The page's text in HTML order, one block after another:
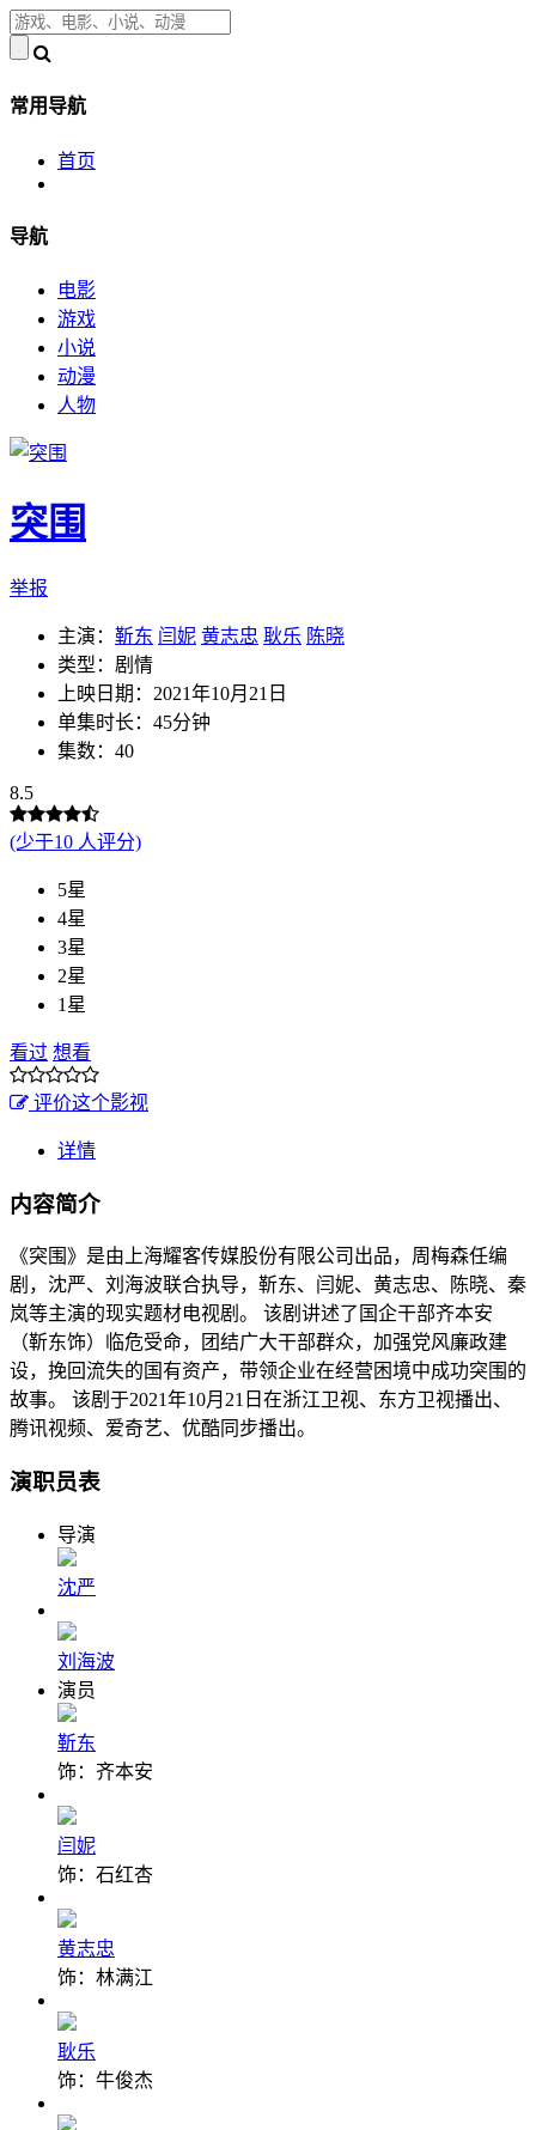
常用导航
首页
导航
电影
游戏
小说
动漫
人物
突围
举报
主演： 靳东 闫妮 黄志忠 耿乐 陈晓
类型：剧情
上映日期：2021年10月21日
单集时长：45分钟
集数：40
8.5
(少于10 人评分)
5星
4星
3星
2星
1星
看过 想看
评价这个影视
详情
内容简介
《突围》是由上海耀客传媒股份有限公司出品，周梅森任编
剧，沈严、刘海波联合执导，靳东、闫妮、黄志忠、陈晓、秦
岚等主演的现实题材电视剧。 该剧讲述了国企干部齐本安
（靳东饰）临危受命，团结广大干部群众，加强党风廉政建
设，挽回流失的国有资产，带领企业在经营困境中成功突围的
故事。 该剧于2021年10月21日在浙江卫视、东方卫视播出、
腾讯视频、爱奇艺、优酷同步播出。
演职员表
导演
沈严
刘海波
演员
靳东
饰：齐本安
闫妮
饰：石红杏
黄志忠
饰：林满江
耿乐
饰：牛俊杰